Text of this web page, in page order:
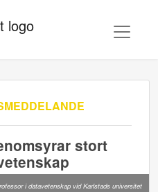
stort
i datavetenskap vid Karlstads universitet